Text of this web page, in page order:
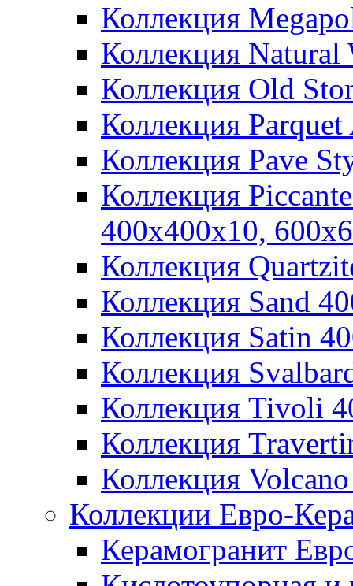
Коллекция
Коллекция
Коллекция Old
Коллекция
Коллекция Pave
Коллекция
400x400x10,
Коллекция
Коллекция Sand
Коллекция Satin
Коллекция
Коллекция Tivoli
Коллекция
Коллекция
Коллекции Евро-
Керамогранит